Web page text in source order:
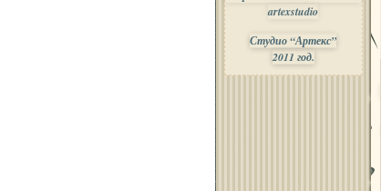
artexstudio
Студио “Артекс”
2011 год.